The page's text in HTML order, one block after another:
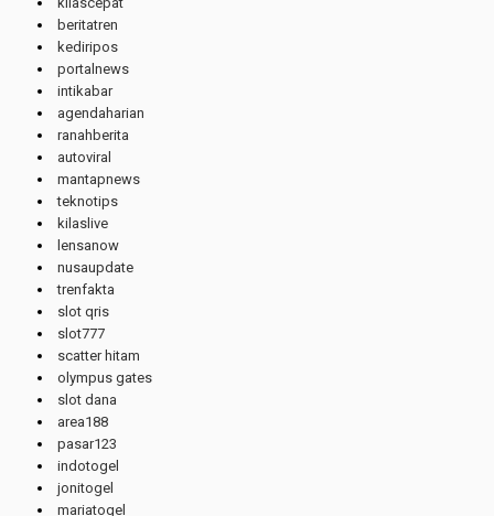
beritatren
kediripos
portalnews
intikabar
agendaharian
ranahberita
autoviral
mantapnews
teknotips
kilaslive
lensanow
nusaupdate
trenfakta
slot qris
slot777
scatter hitam
olympus gates
slot dana
area188
pasar123
indotogel
jonitogel
mariatogel